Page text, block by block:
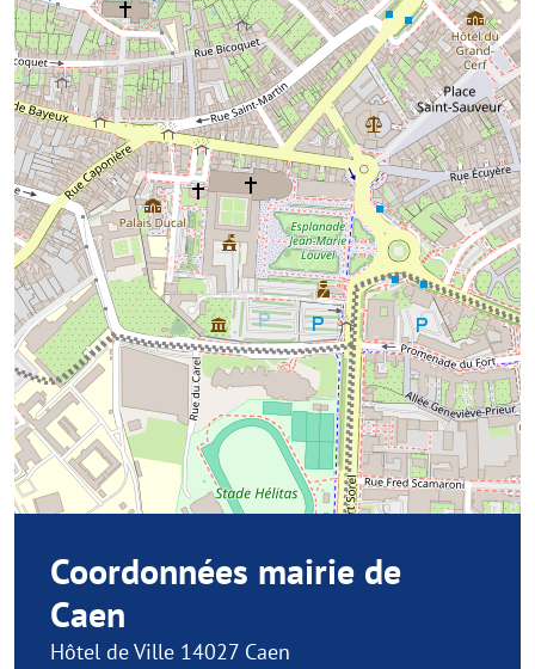
Coordonnées mairie de
Caen
Hôtel de Ville 14027 Caen